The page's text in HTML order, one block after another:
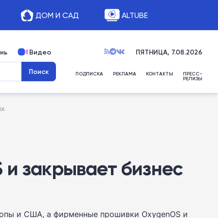
ДОМ И САД ALTUBE
Видео ПЯТНИЦА, 7.08.2026
ПОДПИСКА РЕКЛАМА КОНТАКТЫ ПРЕСС-
РЕЛИЗЫ
закрывает бизнес
и США, а фирменные прошивки OxygenOS и